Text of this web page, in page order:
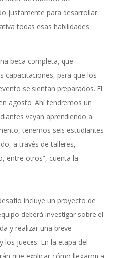
justamente para desarrollar
todas esas habilidades
beca completa, que
capacitaciones, para que los
se sientan preparados. El
agosto. Ahí tendremos un
vayan aprendiendo a
tenemos seis estudiantes
a través de talleres,
entre otros”, cuenta la
incluye un proyecto de
deberá investigar sobre el
y realizar una breve
los jueces. En la etapa del
que explicar cómo llegaron a